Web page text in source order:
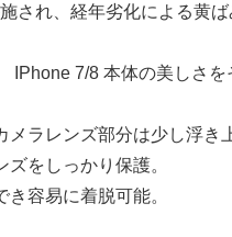
され、経年劣化による黄ば
IPhone 7/8 本体の美しさを
メラレンズ部分は少し浮き
ズをしっかり保護。
容易に着脱可能。